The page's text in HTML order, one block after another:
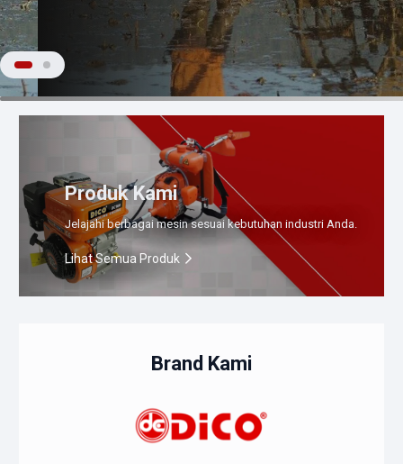
Produk Kami
Jelajahi berbagai mesin sesuai kebutuhan industri Anda.
Lihat Semua Produk
Brand Kami